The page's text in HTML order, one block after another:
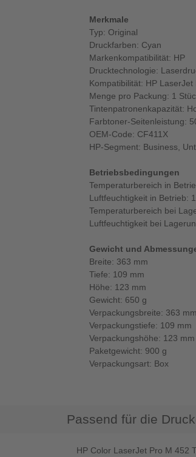
Merkmale
Typ: Original
Druckfarben: Cyan
Markenkompatibilität: HP
Drucktechnologie:
Kompatibilität: HP LaserJet
Menge pro Packung: 1
Tintenpatronenkapazität:
Farbtoner-Seitenleistung:
OEM-Code: CF411X
HP-Segment: Business,
Betriebsbedingungen
Temperaturbereich in
Luftfeuchtigkeit in Betrieb:
Temperaturbereich bei
Luftfeuchtigkeit bei
Gewicht und
Breite: 363 mm
Tiefe: 109 mm
Höhe: 123 mm
Gewicht: 650 g
Verpackungsbreite: 363 mm
Verpackungstiefe: 109 mm
Verpackungshöhe: 123 mm
Paketgewicht: 900 g
Verpackungsart: Box
Passend für die
HP Color LaserJet Pro M 452